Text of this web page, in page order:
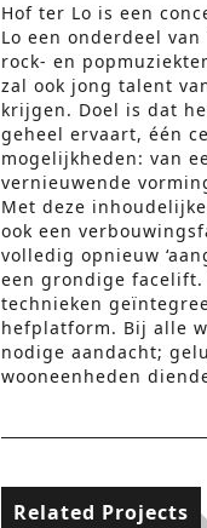
Hof ter Lo is een
Lo een onderdeel
rock- en
zal ook jong talent
krijgen. Doel is dat
geheel ervaart, één
mogelijkheden: van
vernieuwende
Met deze
ook een
volledig opnieuw
een grondige facelift.
technieken
hefplatform. Bij alle
nodige aandacht;
wooneenheden
Related Projects